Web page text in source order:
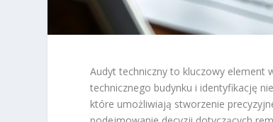
Audyt techniczny to kluczowy element
technicznego budynku i identyfikację
które umożliwiają stworzenie